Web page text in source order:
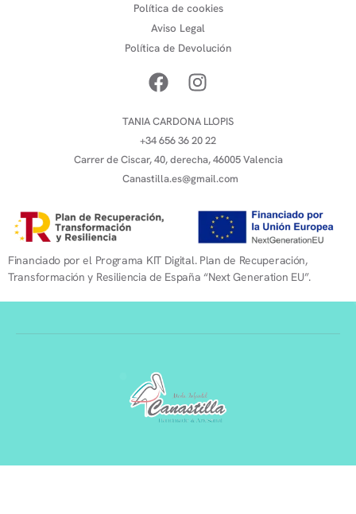
Política de cookies
Aviso Legal
Política de Devolución
TANIA CARDONA LLOPIS
+34 656 36 20 22
Carrer de Ciscar, 40, derecha, 46005 Valencia
Canastilla.es@gmail.com
Financiado por el Programa KIT Digital. Plan de Recuperación,
Transformación y Resiliencia de España “Next Generation EU”.